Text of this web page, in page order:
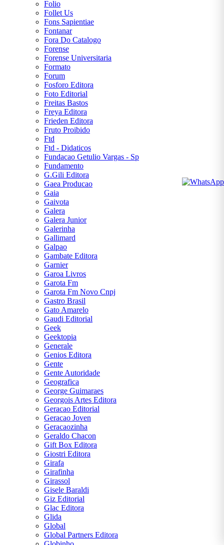
Folio
Follet Us
Fons Sapientiae
Fontanar
Fora Do Catalogo
Forense
Forense Universitaria
Formato
Forum
Fosforo Editora
Foto Editorial
Freitas Bastos
Freya Editora
Frieden Editora
Fruto Proibido
Ftd
Ftd - Didaticos
Fundacao Getulio Vargas - Sp
Fundamento
G.Gili Editora
Gaea Producao
Gaia
Gaivota
Galera
Galera Junior
Galerinha
Gallimard
Galpao
Gambate Editora
Garnier
Garoa Livros
Garota Fm
Garota Fm Novo Cnpj
Gastro Brasil
Gato Amarelo
Gaudi Editorial
Geek
Geektopia
Generale
Genios Editora
Gente
Gente Autoridade
Geografica
George Guimaraes
Georgois Artes Editora
Geracao Editorial
Geracao Joven
Geracaozinha
Geraldo Chacon
Gift Box Editora
Giostri Editora
Girafa
Girafinha
Girassol
Gisele Baraldi
Giz Editorial
Glac Editora
Glida
Global
Global Partners Editora